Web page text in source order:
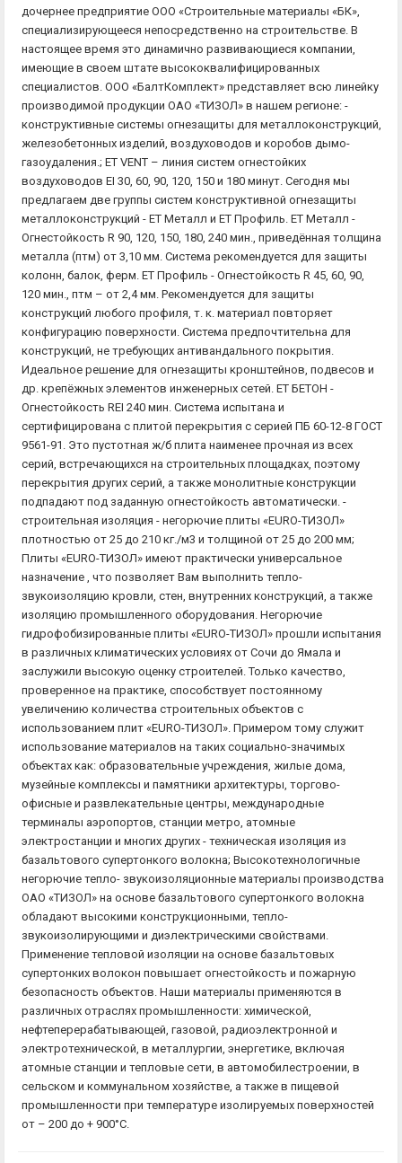
дочернее предприятие ООО «Строительные материалы «БК»,
специализирующееся непосредственно на строительстве. В
настоящее время это динамично развивающиеся компании,
имеющие в своем штате высококвалифицированных
специалистов. ООО «БалтКомплект» представляет всю линейку
производимой продукции ОАО «ТИЗОЛ» в нашем регионе: -
конструктивные системы огнезащиты для металлоконструкций,
железобетонных изделий, воздуховодов и коробов дымо-
газоудаления.; ЕТ VENT – линия систем огнестойких
воздуховодов EI 30, 60, 90, 120, 150 и 180 минут. Сегодня мы
предлагаем две группы систем конструктивной огнезащиты
металлоконструкций - ЕТ Металл и ЕТ Профиль. ЕТ Металл -
Огнестойкость R 90, 120, 150, 180, 240 мин., приведённая толщина
металла (птм) от 3,10 мм. Система рекомендуется для защиты
колонн, балок, ферм. ЕТ Профиль - Огнестойкость R 45, 60, 90,
120 мин., птм – от 2,4 мм. Рекомендуется для защиты
конструкций любого профиля, т. к. материал повторяет
конфигурацию поверхности. Система предпочтительна для
конструкций, не требующих антивандального покрытия.
Идеальное решение для огнезащиты кронштейнов, подвесов и
др. крепёжных элементов инженерных сетей. ЕТ БЕТОН -
Огнестойкость REI 240 мин. Система испытана и
сертифицирована с плитой перекрытия с серией ПБ 60-12-8 ГОСТ
9561-91. Это пустотная ж/б плита наименее прочная из всех
серий, встречающихся на строительных площадках, поэтому
перекрытия других серий, а также монолитные конструкции
подпадают под заданную огнестойкость автоматически. -
строительная изоляция - негорючие плиты «EURO-ТИЗОЛ»
плотностью от 25 до 210 кг./м3 и толщиной от 25 до 200 мм;
Плиты «EURO-ТИЗОЛ» имеют практически универсальное
назначение , что позволяет Вам выполнить тепло-
звукоизоляцию кровли, стен, внутренних конструкций, а также
изоляцию промышленного оборудования. Негорючие
гидрофобизированные плиты «EURO-ТИЗОЛ» прошли испытания
в различных климатических условиях от Сочи до Ямала и
заслужили высокую оценку строителей. Только качество,
проверенное на практике, способствует постоянному
увеличению количества строительных объектов с
использованием плит «EURO-ТИЗОЛ». Примером тому служит
использование материалов на таких социально-значимых
объектах как: образовательные учреждения, жилые дома,
музейные комплексы и памятники архитектуры, торгово-
офисные и развлекательные центры, международные
терминалы аэропортов, станции метро, атомные
электростанции и многих других - техническая изоляция из
базальтового супертонкого волокна; Высокотехнологичные
негорючие тепло- звукоизоляционные материалы производства
ОАО «ТИЗОЛ» на основе базальтового супертонкого волокна
обладают высокими конструкционными, тепло-
звукоизолирующими и диэлектрическими свойствами.
Применение тепловой изоляции на основе базальтовых
супертонких волокон повышает огнестойкость и пожарную
безопасность объектов. Наши материалы применяются в
различных отраслях промышленности: химической,
нефтеперерабатывающей, газовой, радиоэлектронной и
электротехнической, в металлургии, энергетике, включая
атомные станции и тепловые сети, в автомобилестроении, в
сельском и коммунальном хозяйстве, а также в пищевой
промышленности при температуре изолируемых поверхностей
от – 200 до + 900°С.